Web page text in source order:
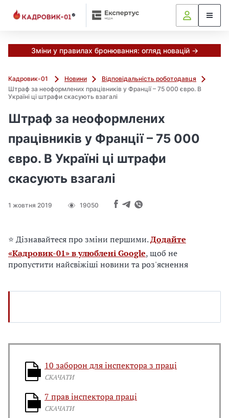
Зміни у правилах бронювання: огляд новацій →
Кадровик-01 Новини
Відповідальність роботодавця
Штраф за неоформлених працівників у Франції – 75 000 євро. В
Україні ці штрафи скасують взагалі
Штраф за неоформлених
працівників у Франції – 75 000
євро. В Україні ці штрафи
скасують взагалі
1 жовтня 2019 19050
⭐ Дізнавайтеся про зміни першими.Додайте
«Кадровик-01» в улюблені Google, щоб не
пропустити найсвіжіші новини та роз'яснення
10 заборон для інспектора з праці
СКАЧАТИ
7 прав інспектора праці
СКАЧАТИ